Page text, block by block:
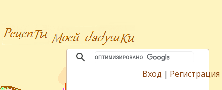
Вход | Регистрация